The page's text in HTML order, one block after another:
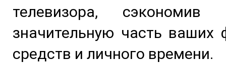
телевизора,
значительную часть ваших
средств и личного времени.